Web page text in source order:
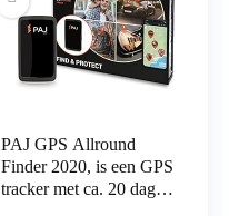
PAJ GPS Allround
Finder 2020, is een GPS
tracker met ca. 20 dagen